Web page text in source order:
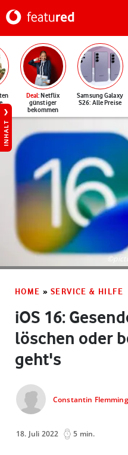
Deal: Netflix
günstiger
bekommen
Samsung Galaxy
S26: Alle Preise
INHALT
HOME » SERVICE & HILFE
iOS 16:
löschen oder
geht's
Constantin Flemming
18. Juli 2022 5 min.